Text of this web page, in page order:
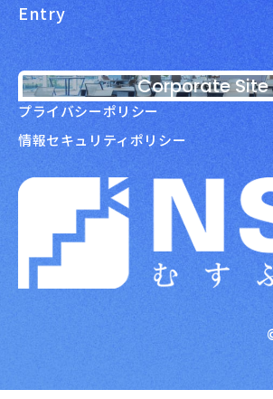
Entry
Corporate Site
プライバシーポリシー
情報セキュリティポリシー